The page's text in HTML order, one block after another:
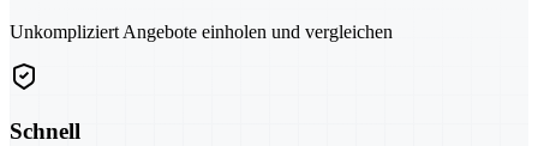
Unkompliziert Angebote einholen und vergleichen
Schnell